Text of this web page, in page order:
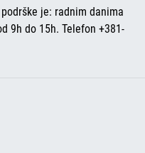
je: radnim danima
9h do 15h. Telefon +381-